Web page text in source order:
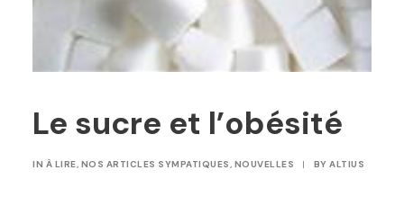
SEARCH
Le sucre et l’obésité
IN À LIRE, NOS ARTICLES SYMPATIQUES, NOUVELLES | BY ALTIUS